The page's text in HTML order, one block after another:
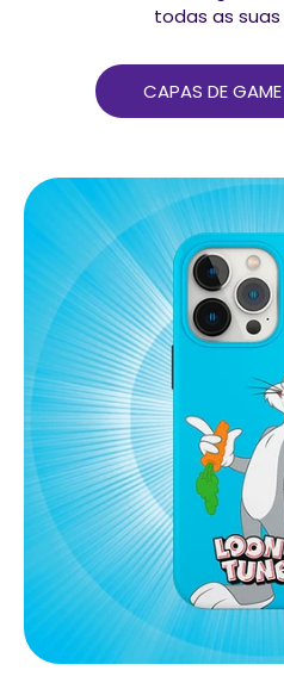
todas as
CAPAS DE